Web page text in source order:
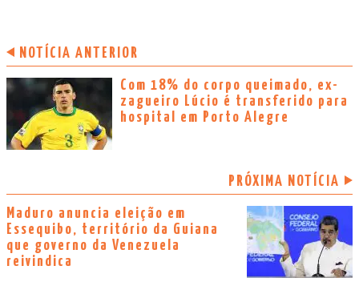
NOTÍCIA ANTERIOR
Com 18% do corpo queimado, ex-
zagueiro Lúcio é transferido para
hospital em Porto Alegre
PRÓXIMA NOTÍCIA
Maduro anuncia eleição em
Essequibo, território da Guiana
que governo da Venezuela
reivindica